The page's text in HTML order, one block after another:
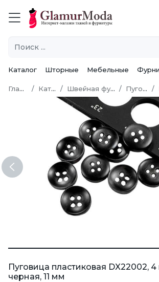
Каталог Шторные Мебельные
Главная Каталог Швейная фурнитура Пуговицы
Previous
Пуговица пластиковая DX22002,
черная, 11 мм